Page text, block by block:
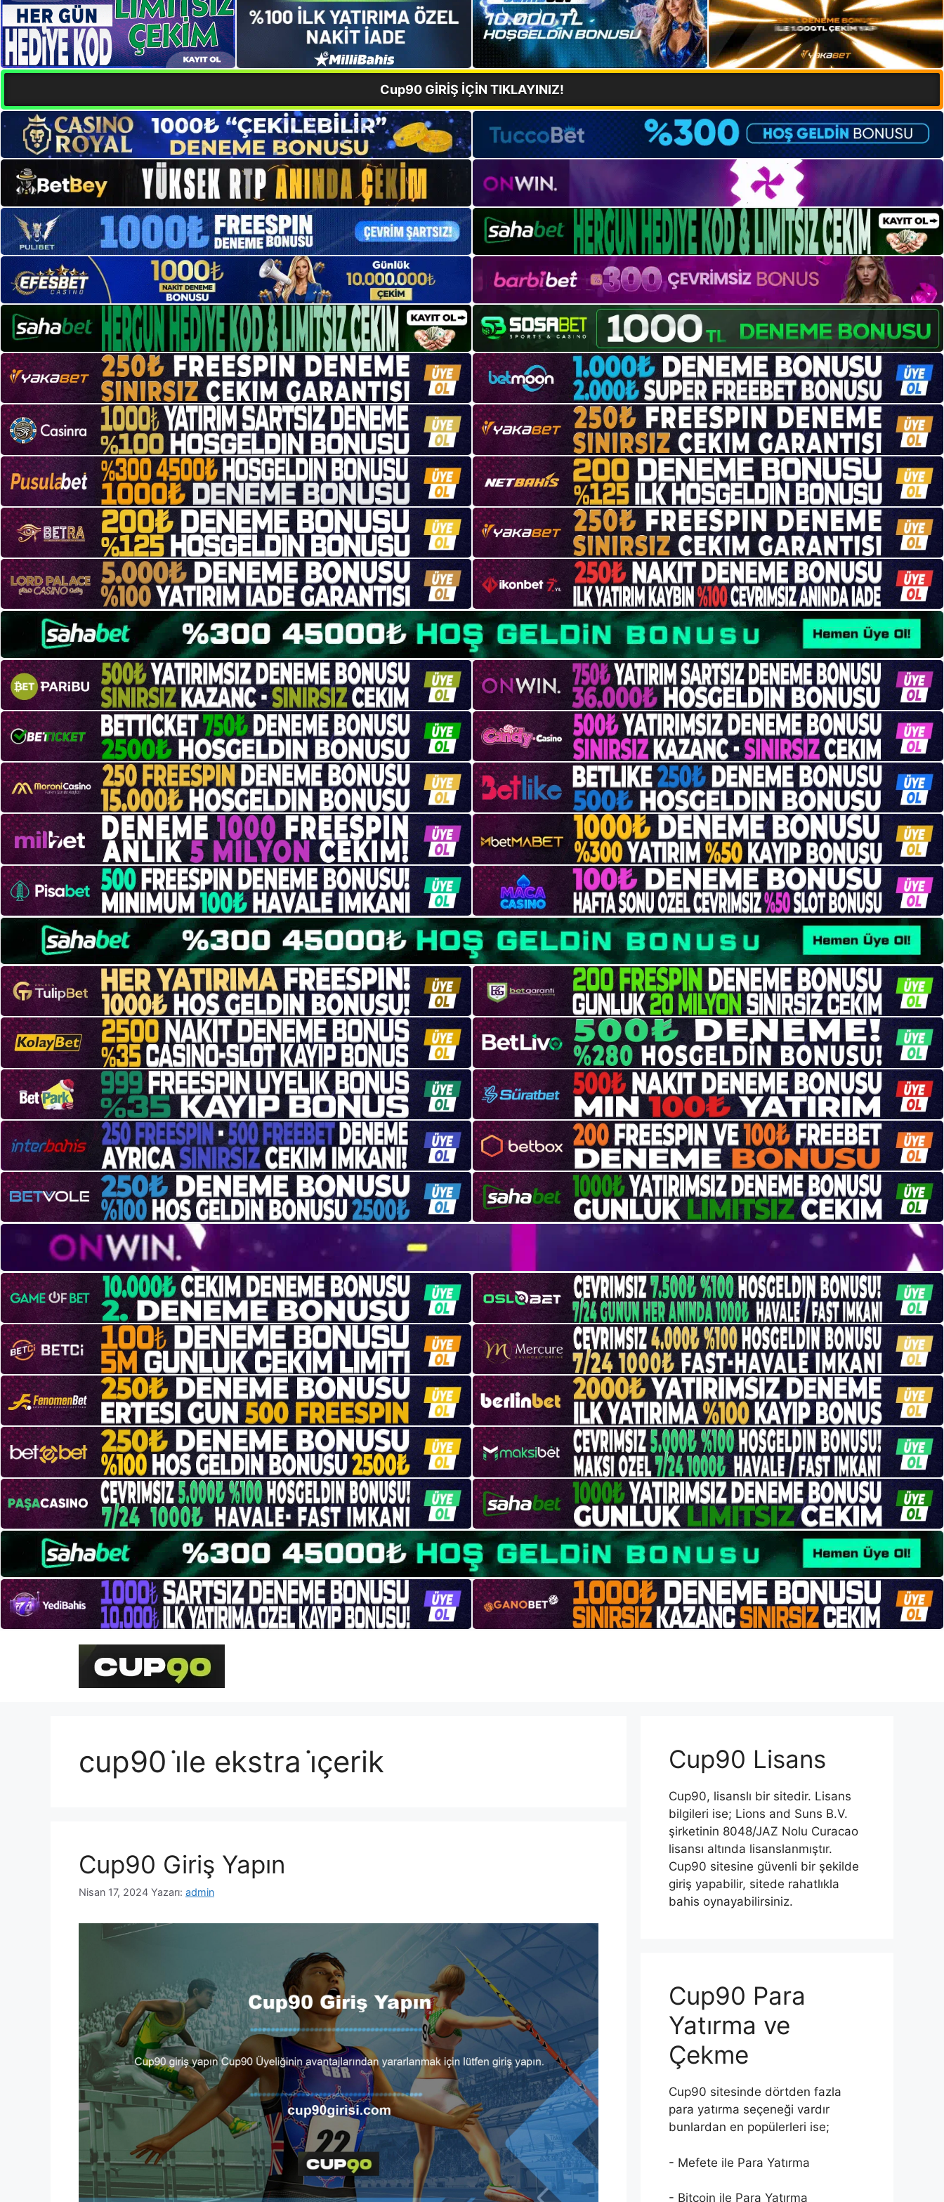
Cup90 GİRİŞ İÇİN TIKLAYINIZ!
cup90 i̇le ekstra i̇çerik
Cup90 Giriş Yapın
Nisan 17, 2024 Yazarı: admin
Cup90 Lisans
Cup90, lisanslı bir sitedir. Lisans
bilgileri ise; Lions and Suns B.V.
şirketinin 8048/JAZ Nolu Curacao
lisansı altında lisanslanmıştır.
Cup90 sitesine güvenli bir şekilde
giriş yapabilir, sitede rahatlıkla
bahis oynayabilirsiniz.
Cup90 Para
Yatırma ve
Çekme
Cup90 sitesinde dörtden fazla
para yatırma seçeneği vardır
bunlardan en popülerleri ise;
- Mefete ile Para Yatırma
- Bitcoin ile Para Yatırma